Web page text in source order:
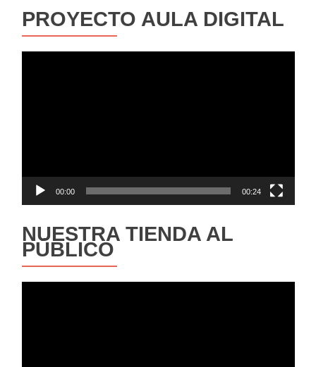
PROYECTO AULA DIGITAL
00:00 00:24
NUESTRA TIENDA AL
PÚBLICO